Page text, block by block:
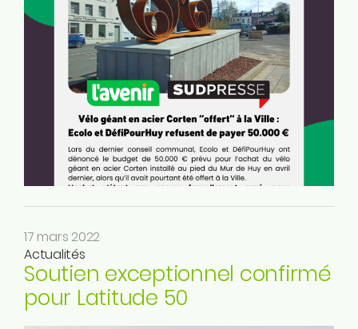
Facebook
Instagram
Linkedin
ME CONTACTER
Rodrigue Demeuse
12/51 Avenue de Batta
Soutien exceptionnel confirmé
pour Latitude 50
17 mars 2022
Actualités